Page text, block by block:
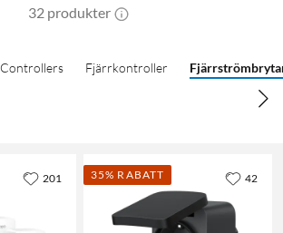
32 produkter
Controllers Fjärrkontroller
201 35% RABATT 42